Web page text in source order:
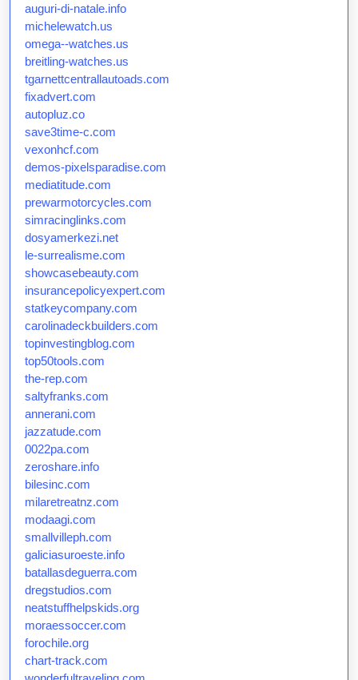
auguri-di-natale.info
michelewatch.us
omega--watches.us
breitling-watches.us
tgarnettcentrallautoads.com
fixadvert.com
autopluz.co
save3time-c.com
vexonhcf.com
demos-pixelsparadise.com
mediatitude.com
prewarmotorcycles.com
simracinglinks.com
dosyamerkezi.net
le-surrealisme.com
showcasebeauty.com
insurancepolicyexpert.com
statkeycompany.com
carolinadeckbuilders.com
topinvestingblog.com
top50tools.com
the-rep.com
saltyfranks.com
annerani.com
jazzatude.com
0022pa.com
zeroshare.info
bilesinc.com
milaretreatnz.com
modaagi.com
smallvilleph.com
galiciasuroeste.info
batallasdeguerra.com
dregstudios.com
neatstuffhelpskids.org
moraessoccer.com
forochile.org
chart-track.com